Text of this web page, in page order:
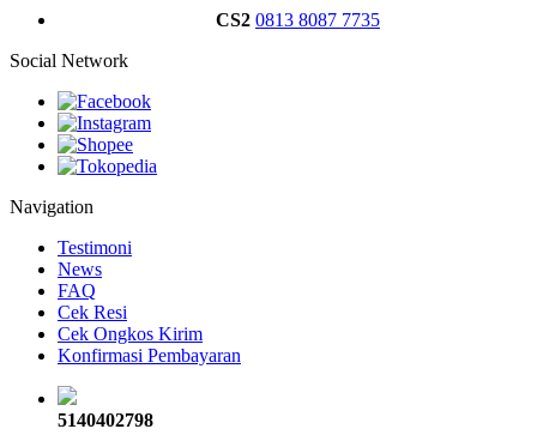
CS2 0813 8087 7735
Social Network
Navigation
Testimoni
News
FAQ
Cek Resi
Cek Ongkos Kirim
Konfirmasi Pembayaran
5140402798